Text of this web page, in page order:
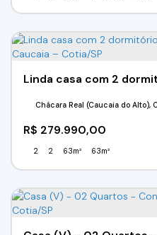
R$ 279.990,00
Chácara Real (Caucaia do Alto),
2 2 63m² 63m²